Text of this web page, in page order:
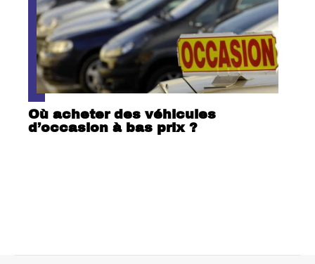
Où acheter des véhicules
d’occasion à bas prix ?